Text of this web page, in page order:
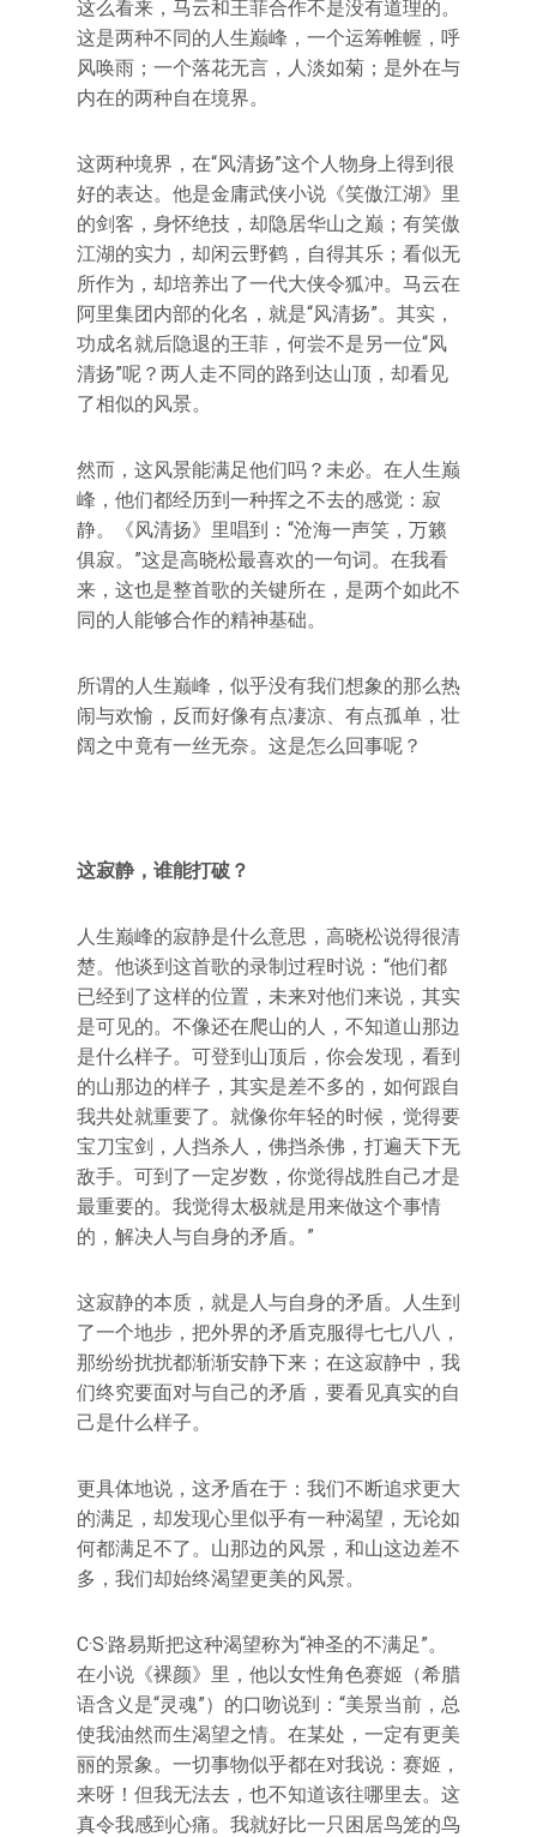
这么看来，马云和王菲合作不是没有道理的。
这是两种不同的人生巅峰，一个运筹帷幄，呼
风唤雨；一个落花无言，人淡如菊；是外在与
内在的两种自在境界。
这两种境界，在“风清扬”这个人物身上得到很
好的表达。他是金庸武侠小说《笑傲江湖》里
的剑客，身怀绝技，却隐居华山之巅；有笑傲
江湖的实力，却闲云野鹤，自得其乐；看似无
所作为，却培养出了一代大侠令狐冲。马云在
阿里集团内部的化名，就是“风清扬”。其实，
功成名就后隐退的王菲，何尝不是另一位“风
清扬”呢？两人走不同的路到达山顶，却看见
了相似的风景。
然而，这风景能满足他们吗？未必。在人生巅
峰，他们都经历到一种挥之不去的感觉：寂
静。《风清扬》里唱到：“沧海一声笑，万籁
俱寂。”这是高晓松最喜欢的一句词。在我看
来，这也是整首歌的关键所在，是两个如此不
同的人能够合作的精神基础。
所谓的人生巅峰，似乎没有我们想象的那么热
闹与欢愉，反而好像有点凄凉、有点孤单，壮
阔之中竟有一丝无奈。这是怎么回事呢？
这寂静，谁能打破？
人生巅峰的寂静是什么意思，高晓松说得很清
楚。他谈到这首歌的录制过程时说：“他们都
已经到了这样的位置，未来对他们来说，其实
是可见的。不像还在爬山的人，不知道山那边
是什么样子。可登到山顶后，你会发现，看到
的山那边的样子，其实是差不多的，如何跟自
我共处就重要了。就像你年轻的时候，觉得要
宝刀宝剑，人挡杀人，佛挡杀佛，打遍天下无
敌手。可到了一定岁数，你觉得战胜自己才是
最重要的。我觉得太极就是用来做这个事情
的，解决人与自身的矛盾。”
这寂静的本质，就是人与自身的矛盾。人生到
了一个地步，把外界的矛盾克服得七七八八，
那纷纷扰扰都渐渐安静下来；在这寂静中，我
们终究要面对与自己的矛盾，要看见真实的自
己是什么样子。
更具体地说，这矛盾在于：我们不断追求更大
的满足，却发现心里似乎有一种渴望，无论如
何都满足不了。山那边的风景，和山这边差不
多，我们却始终渴望更美的风景。
C·S·路易斯把这种渴望称为“神圣的不满足”。
在小说《裸颜》里，他以女性角色赛姬（希腊
语含义是“灵魂”）的口吻说到：“美景当前，总
使我油然而生渴望之情。在某处，一定有更美
丽的景象。一切事物似乎都在对我说：赛姬，
来呀！但我无法去，也不知道该往哪里去。这
真令我感到心痛。我就好比一只困居鸟笼的鸟